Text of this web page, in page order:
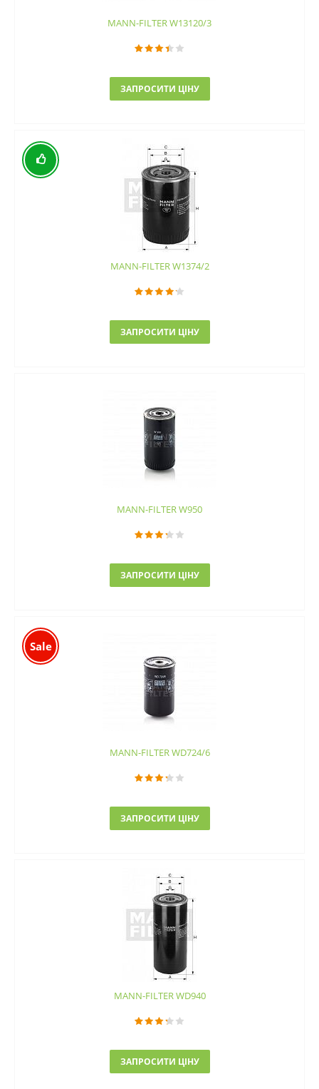
MANN-FILTER W13120/3
ЗАПРОСИТИ ЦІНУ
MANN-FILTER W1374/2
ЗАПРОСИТИ ЦІНУ
MANN-FILTER W950
ЗАПРОСИТИ ЦІНУ
Sale
MANN-FILTER WD724/6
ЗАПРОСИТИ ЦІНУ
MANN-FILTER WD940
ЗАПРОСИТИ ЦІНУ